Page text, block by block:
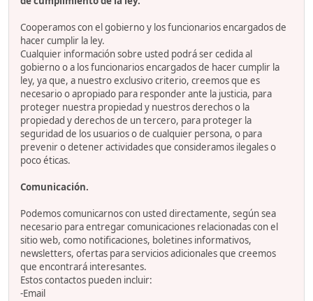
Cooperamos con el gobierno y los funcionarios encargados de
hacer cumplir la ley.
Cualquier información sobre usted podrá ser cedida al
gobierno o a los funcionarios encargados de hacer cumplir la
ley, ya que, a nuestro exclusivo criterio, creemos que es
necesario o apropiado para responder ante la justicia, para
proteger nuestra propiedad y nuestros derechos o la
propiedad y derechos de un tercero, para proteger la
seguridad de los usuarios o de cualquier persona, o para
prevenir o detener actividades que consideramos ilegales o
poco éticas.
Comunicación.
Podemos comunicarnos con usted directamente, según sea
necesario para entregar comunicaciones relacionadas con el
sitio web, como notificaciones, boletines informativos,
newsletters, ofertas para servicios adicionales que creemos
que encontrará interesantes.
Estos contactos pueden incluir:
-Email